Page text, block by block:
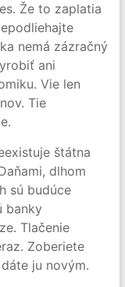
Že to zaplatia
nemá zázračný
ani
Vie len
Tie
štátna
dlhom
sú budúce
banky
Tlačenie
Zoberiete
ju novým.